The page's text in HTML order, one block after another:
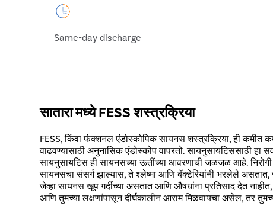
Same-day discharge
सातारा मध्ये FESS शस्त्रक्रिया
FESS, किंवा फंक्शनल एंडोस्कोपिक सायनस शस्त्रक्रिया, ही कमीत
वाढवण्यासाठी अनुनासिक एंडोस्कोप वापरतो. सायनुसायटिससाठी हा
सायनुसायटिस ही सायनसच्या ऊतींच्या आवरणाची जळजळ आहे.
सायनसचा संसर्ग झाल्यास, ते श्लेष्मा आणि बॅक्टेरियांनी भरलेले
जेव्हा सायनस खूप गर्दीच्या असतात आणि औषधांना प्रतिसाद देत
आणि तुमच्या लक्षणांपासून दीर्घकालीन आराम मिळवायचा असेल, तर